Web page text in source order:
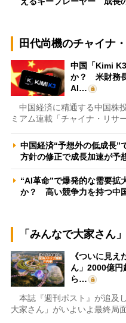
田代尚機のチャイナ
中国「Kimi
か？ 米財務
AI…
中国経済に精通する中国株
ミアム連載「チャイナ・リサ
中国経済“予想外の低成長
方針の修正で成長加速が予
“AI革命”で爆発的な需要拡
か？ 高い競争力を持つ中
「みんなで大家さん
《ついに見
ん」2000億円
ら…
本誌『週刊ポスト』が追及
大家さん」がいよいよ最終局